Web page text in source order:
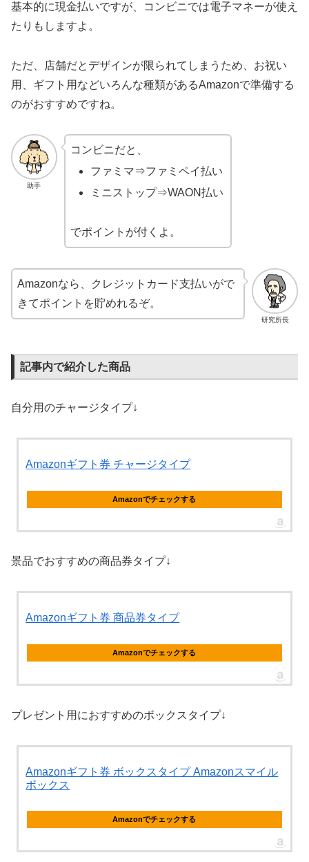
基本的に現金払いですが、コンビニでは電子マネーが使え
たりもしますよ。
ただ、店舗だとデザインが限られてしまうため、お祝い
用、ギフト用などいろんな種類があるAmazonで準備する
のがおすすめですね。
助手
コンビニだと、
ファミマ⇒ファミペイ払い
ミニストップ⇒WAON払い
でポイントが付くよ。
研究所長
Amazonなら、クレジットカード支払いがで
きてポイントを貯めれるぞ。
記事内で紹介した商品
自分用のチャージタイプ↓
Amazonギフト券 チャージタイプ
Amazonでチェックする
景品でおすすめの商品券タイプ↓
Amazonギフト券 商品券タイプ
Amazonでチェックする
プレゼント用におすすめのボックスタイプ↓
Amazonギフト券 ボックスタイプ Amazonスマイル
ボックス
Amazonでチェックする